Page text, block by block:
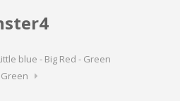
blue - Big Red - Green